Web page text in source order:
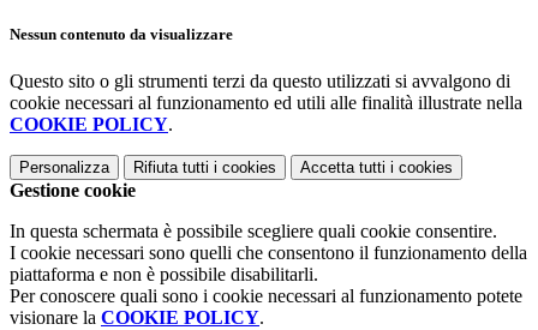
Nessun contenuto da visualizzare
Questo sito o gli strumenti terzi da questo utilizzati si avvalgono di
cookie necessari al funzionamento ed utili alle finalità illustrate nella
COOKIE POLICY.
Personalizza Rifiuta tutti i cookies Accetta tutti i cookies
Gestione cookie
In questa schermata è possibile scegliere quali cookie consentire.
I cookie necessari sono quelli che consentono il funzionamento della
piattaforma e non è possibile disabilitarli.
Per conoscere quali sono i cookie necessari al funzionamento potete
visionare la COOKIE POLICY.